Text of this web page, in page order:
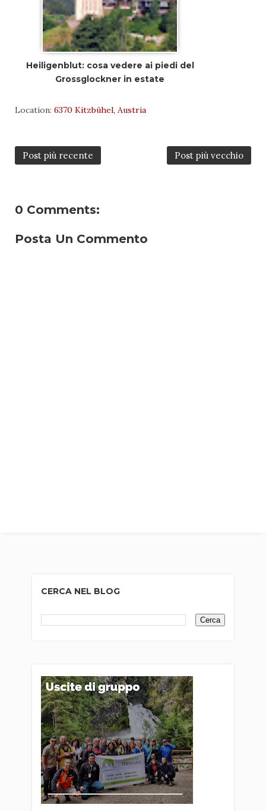
Heiligenblut: cosa vedere ai piedi del
Grossglockner in estate
Location: 6370 Kitzbühel, Austria
Post più recente Post più vecchio
0 Comments:
Posta Un Commento
CERCA NEL BLOG